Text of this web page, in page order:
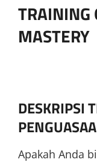
TRAINING
MASTERY
DESKRIPSI
Apakah Anda